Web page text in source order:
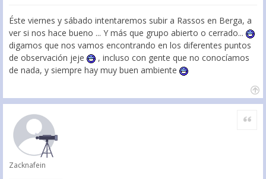
Éste viernes y sábado intentaremos subir a Rassos en Berga, a
ver si nos hace bueno ... Y más que grupo abierto o cerrado...
digamos que nos vamos encontrando en los diferentes puntos
de observación jeje
, incluso con gente que no conocíamos
de nada, y siempre hay muy buen ambiente
Zacknafein
Citar